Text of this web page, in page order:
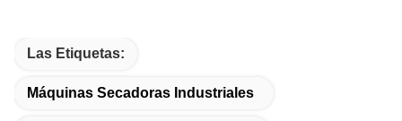
Las Etiquetas:
Máquinas Secadoras Industriales